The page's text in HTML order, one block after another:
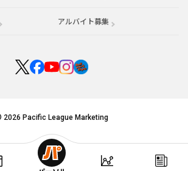
アルバイト募集 （別ウィンドウで開く
2026 Pacific League Marketing